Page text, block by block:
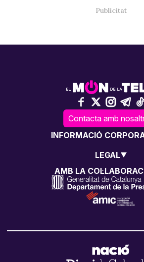
Contacta amb
INFORMACIÓ
LEGAL
AMB LA